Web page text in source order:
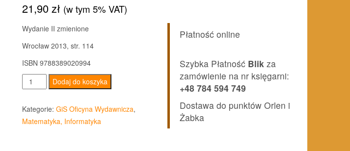
21,90zł (w tym 5% VAT)
Wydanie II zmienione
Wrocław 2013, str. 114
ISBN 9788389020994
ilość
Zadania
i
problemy
Dodaj do koszyka
Kategorie: GiS Oficyna Wydawnicza,
Matematyka, Informatyka
Płatność online
Szybka Płatność Blik za
zamówienie na nr księgarni:
+48 784 594 749
Dostawa do punktów Orlen i
Żabka